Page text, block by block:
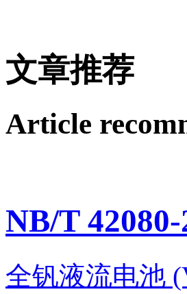
文章推荐
Article
NB/T
全钒液流电池